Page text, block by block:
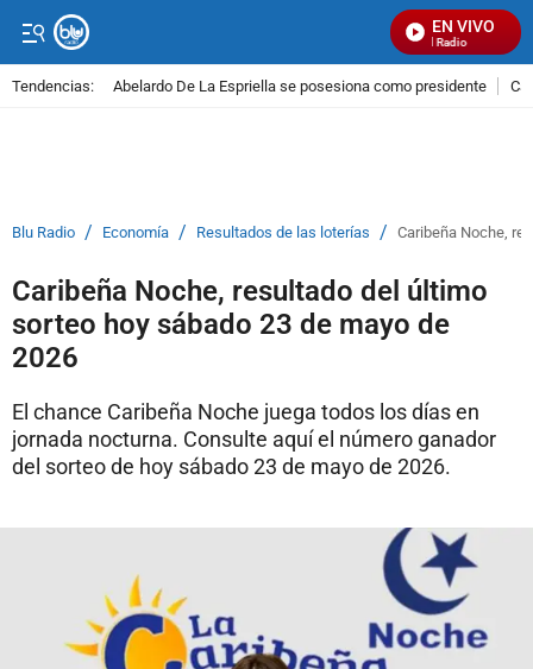
EN VIVO
Señal Visual Radio
Tendencias: Abelardo De La Espriella se posesiona como presidente
Blu Radio / Economía / Resultados de las loterías / Caribeña Noche,
Caribeña Noche, resultado del último
sorteo hoy sábado 23 de mayo de
2026
El chance Caribeña Noche juega todos los días en
jornada nocturna. Consulte aquí el número ganador
del sorteo de hoy sábado 23 de mayo de 2026.